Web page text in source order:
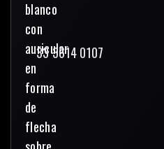
33 3614 0107